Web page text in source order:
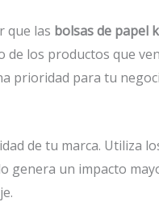
que las bolsas de papel
los productos que
prioridad para tu
de tu marca.
genera un impacto